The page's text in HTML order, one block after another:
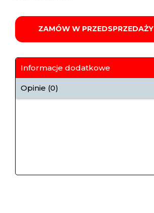
ZAMÓW W PRZEDSPRZEDAŻY
Informacje dodatkowe
Opinie (0)